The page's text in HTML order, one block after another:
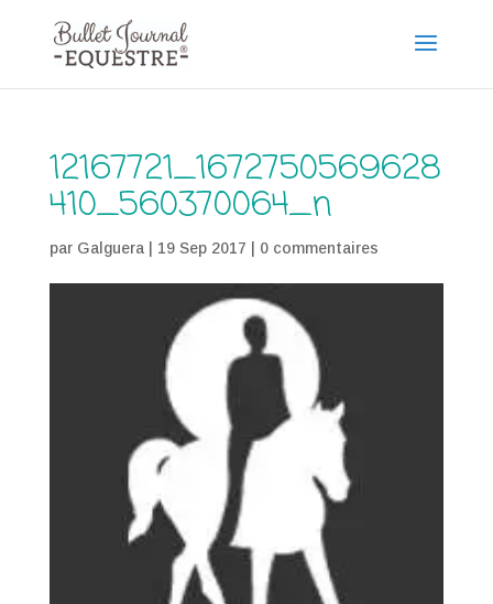
12167721_1672750569628
410_560370064_n
par Galguera| 19 Sep 2017 0 commentaires